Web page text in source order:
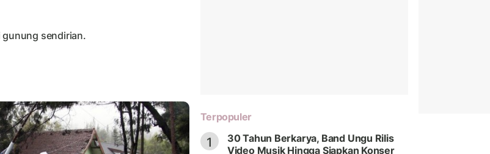
gunung sendirian.
Terpopuler
1
30 Tahun Berkarya, Band Ungu Rilis
Video Musik Hingga Siapkan Konser